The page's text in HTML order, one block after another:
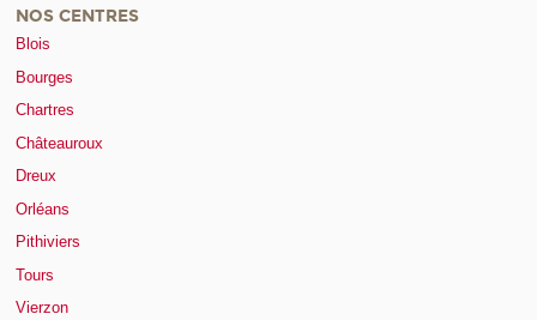
NOS CENTRES
Blois
Bourges
Chartres
Châteauroux
Dreux
Orléans
Pithiviers
Tours
Vierzon